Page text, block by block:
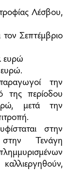
Λέσβου,
Σεπτέµβριο
ευρώ
την
της περίοδου
µετά την
στην
Τενάγη